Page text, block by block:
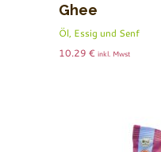
Ghee
Öl, Essig und Senf
10.29 € inkl. Mwst